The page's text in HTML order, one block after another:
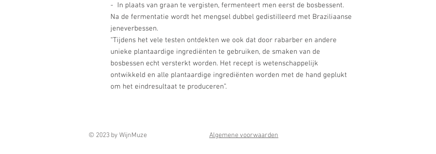
- In plaats van graan te vergisten, fermenteert men eerst de bosbessent.
Na de fermentatie wordt het mengsel dubbel gedistilleerd met Braziliaanse
jeneverbessen.
“Tijdens het vele testen ontdekten we ook dat door rabarber en andere
unieke plantaardige ingrediënten te gebruiken, de smaken van de
bosbessen echt versterkt worden. Het recept is wetenschappelijk
ontwikkeld en alle plantaardige ingrediënten worden met de hand geplukt
om het eindresultaat te produceren”.
© 2023 by WijnMuze Algemene voorwaarden